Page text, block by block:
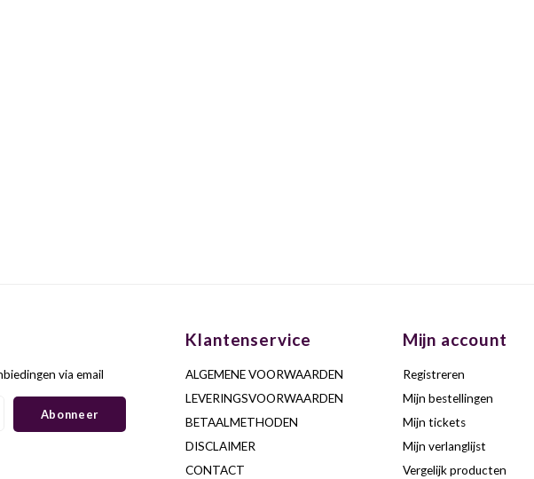
via email
Abonneer
Klantenservice
ALGEMENE VOORWAARDEN
LEVERINGSVOORWAARDEN
BETAALMETHODEN
DISCLAIMER
CONTACT
Mijn account
Registreren
Mijn bestellingen
Mijn tickets
Mijn verlanglijst
Vergelijk producten